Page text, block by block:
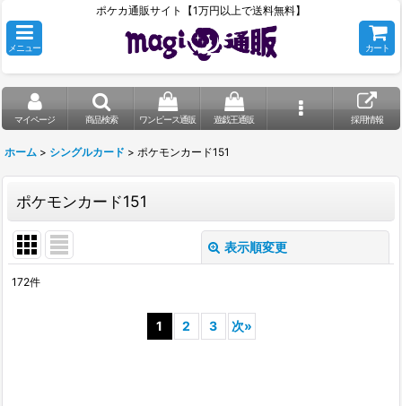
ポケカ通販サイト【1万円以上で送料無料】
メニュー カート
マイページ 商品検索 ワンピース通販 遊戯王通販 採用情報
ホーム > シングルカード > ポケモンカード151
ポケモンカード151
表示順変更
172件
1 2 3 次»